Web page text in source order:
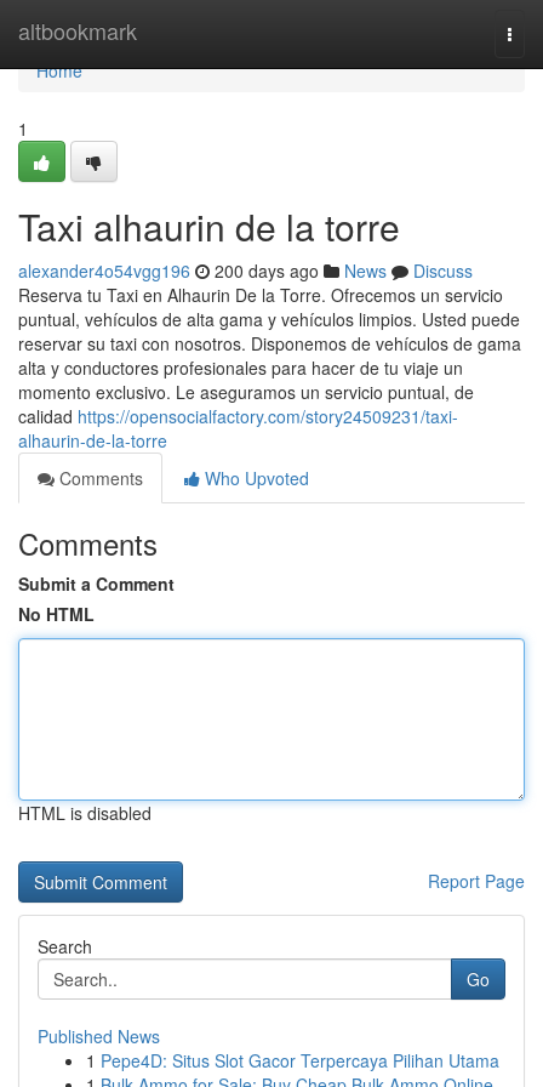
altbookmark
Home
Home
1
Taxi alhaurin de la torre
alexander4o54vgg196 200 days ago News
Discuss
Reserva tu Taxi en Alhaurin De la Torre. Ofrecemos un servicio
puntual, vehículos de alta gama y vehículos limpios. Usted puede
reservar su taxi con nosotros. Disponemos de vehículos de gama
alta y conductores profesionales para hacer de tu viaje un
momento exclusivo. Le aseguramos un servicio puntual, de
calidad https://opensocialfactory.com/story24509231/taxi-
alhaurin-de-la-torre
Comments
Who Upvoted
Comments
Submit a Comment
No HTML
HTML is disabled
Report Page
Search
Go
Published News
1 Pepe4D: Situs Slot Gacor Terpercaya Pilihan Utama